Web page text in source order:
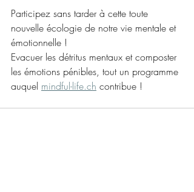
Participez sans tarder à cette toute
nouvelle écologie de notre vie mentale et
émotionnelle !
Evacuer les détritus mentaux et composter
les émotions pénibles, tout un programme
auquel mindful-life.ch contribue !